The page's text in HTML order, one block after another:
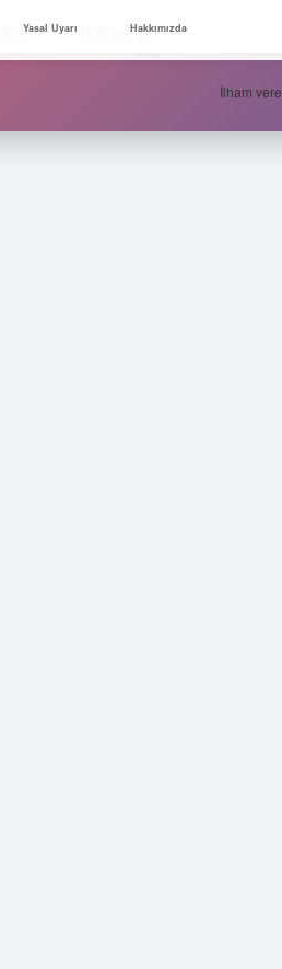
Hakkımızda
İlham
Yasal Uyarı Hakkımızda